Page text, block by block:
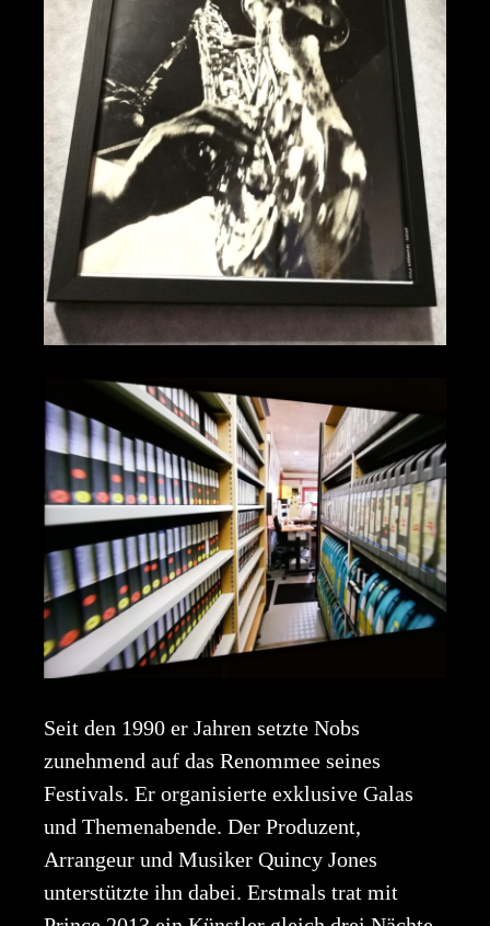
Seit den 1990 er Jahren setzte Nobs
zunehmend auf das Renommee seines
Festivals. Er organisierte exklusive Galas
und Themenabende. Der Produzent,
Arrangeur und Musiker Quincy Jones
unterstützte ihn dabei. Erstmals trat mit